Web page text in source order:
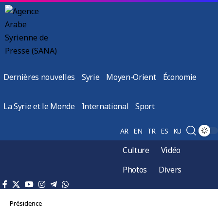
Dernières nouvelles Syrie Moyen-Orient Économie
La Syrie et le Monde International Sport
AR EN TR ES KU
Culture
Vidéo
Photos
Divers
Présidence